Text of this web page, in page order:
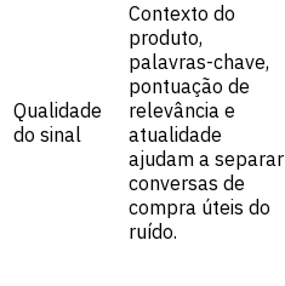
Qualidade
do sinal
Contexto do
produto,
palavras-chave,
pontuação de
relevância e
atualidade
ajudam a separar
conversas de
compra úteis do
ruído.